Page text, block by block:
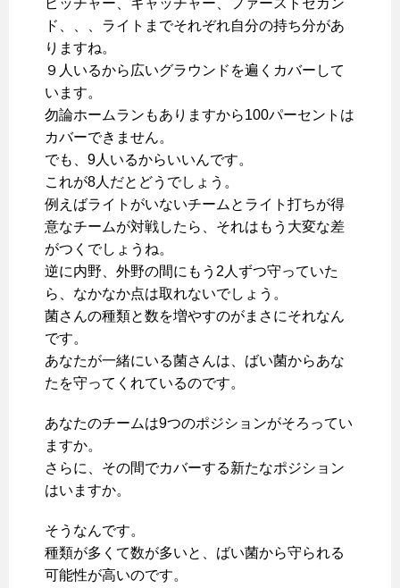
ピッチャー、キャッチャー、ファーストセカン
ド、、、ライトまでそれぞれ自分の持ち分があ
りますね。
９人いるから広いグラウンドを遍くカバーして
います。
勿論ホームランもありますから100パーセントは
カバーできません。
でも、9人いるからいいんです。
これが8人だとどうでしょう。
例えばライトがいないチームとライト打ちが得
意なチームが対戦したら、それはもう大変な差
がつくでしょうね。
逆に内野、外野の間にもう2人ずつ守っていた
ら、なかなか点は取れないでしょう。
菌さんの種類と数を増やすのがまさにそれなん
です。
あなたが一緒にいる菌さんは、ばい菌からあな
たを守ってくれているのです。
あなたのチームは9つのポジションがそろってい
ますか。
さらに、その間でカバーする新たなポジション
はいますか。
そうなんです。
種類が多くて数が多いと、ばい菌から守られる
可能性が高いのです。